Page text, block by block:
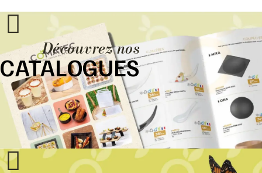
Découvrez nos
CATALOGUES